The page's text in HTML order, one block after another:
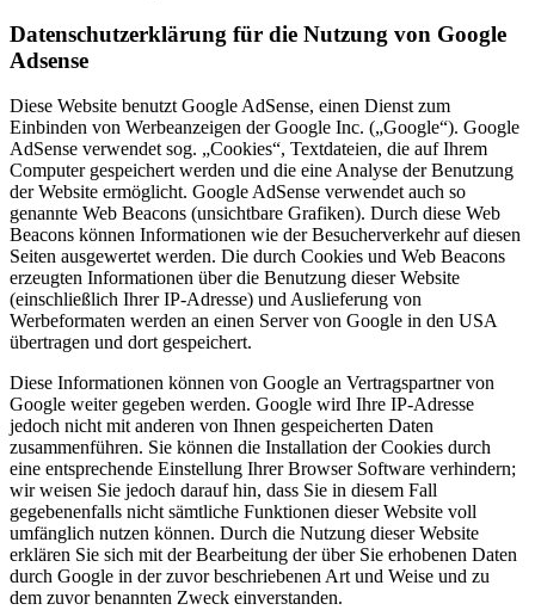
Datenschutzerklärung für die Nutzung von Google
Adsense
Diese Website benutzt Google AdSense, einen Dienst zum
Einbinden von Werbeanzeigen der Google Inc. („Google“). Google
AdSense verwendet sog. „Cookies“, Textdateien, die auf Ihrem
Computer gespeichert werden und die eine Analyse der Benutzung
der Website ermöglicht. Google AdSense verwendet auch so
genannte Web Beacons (unsichtbare Grafiken). Durch diese Web
Beacons können Informationen wie der Besucherverkehr auf diesen
Seiten ausgewertet werden. Die durch Cookies und Web Beacons
erzeugten Informationen über die Benutzung dieser Website
(einschließlich Ihrer IP-Adresse) und Auslieferung von
Werbeformaten werden an einen Server von Google in den USA
übertragen und dort gespeichert.
Diese Informationen können von Google an Vertragspartner von
Google weiter gegeben werden. Google wird Ihre IP-Adresse
jedoch nicht mit anderen von Ihnen gespeicherten Daten
zusammenführen. Sie können die Installation der Cookies durch
eine entsprechende Einstellung Ihrer Browser Software verhindern;
wir weisen Sie jedoch darauf hin, dass Sie in diesem Fall
gegebenenfalls nicht sämtliche Funktionen dieser Website voll
umfänglich nutzen können. Durch die Nutzung dieser Website
erklären Sie sich mit der Bearbeitung der über Sie erhobenen Daten
durch Google in der zuvor beschriebenen Art und Weise und zu
dem zuvor benannten Zweck einverstanden.